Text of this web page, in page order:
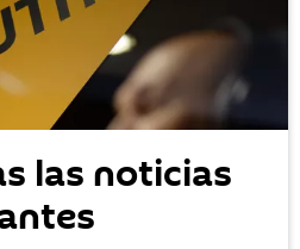
las noticias